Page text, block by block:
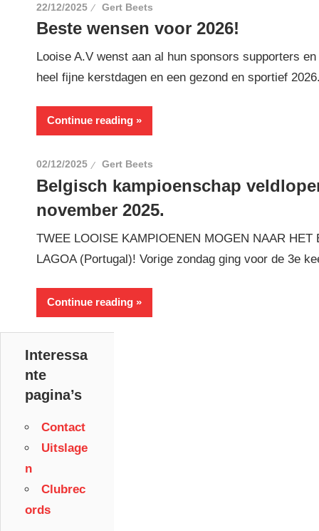
22/12/2025 Gert Beets
Beste wensen voor 2026!
Looise A.V wenst aan al hun sponsors supporters
heel fijne kerstdagen en een gezond en sportief
Continue reading
02/12/2025 Gert Beets
Belgisch kampioenschap
november 2025.
TWEE LOOISE KAMPIOENEN MOGEN NAAR HET
LAGOA (Portugal)! Vorige zondag ging voor de 3e
Continue reading
Interessa
nte
pagina’s
Contact
Uitslage
n
Clubrec
ords